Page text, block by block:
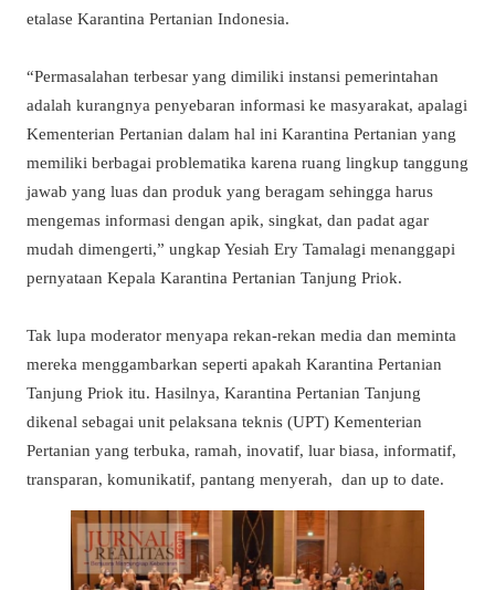
etalase Karantina Pertanian Indonesia.
“Permasalahan terbesar yang dimiliki instansi pemerintahan
adalah kurangnya penyebaran informasi ke masyarakat, apalagi
Kementerian Pertanian dalam hal ini Karantina Pertanian yang
memiliki berbagai problematika karena ruang lingkup tanggung
jawab yang luas dan produk yang beragam sehingga harus
mengemas informasi dengan apik, singkat, dan padat agar
mudah dimengerti,” ungkap Yesiah Ery Tamalagi menanggapi
pernyataan Kepala Karantina Pertanian Tanjung Priok.
Tak lupa moderator menyapa rekan-rekan media dan meminta
mereka menggambarkan seperti apakah Karantina Pertanian
Tanjung Priok itu. Hasilnya, Karantina Pertanian Tanjung
dikenal sebagai unit pelaksana teknis (UPT) Kementerian
Pertanian yang terbuka, ramah, inovatif, luar biasa, informatif,
transparan, komunikatif, pantang menyerah, dan up to date.